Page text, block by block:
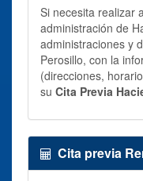
Si necesita realizar
administración de
administraciones y
Perosillo, con la
(direcciones,
su Cita Previa
Cita previa